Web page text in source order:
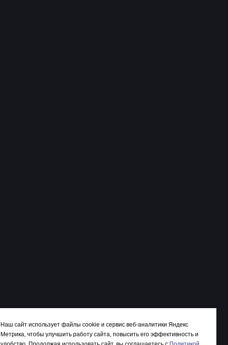
Наш сайт использует файлы cookie и сервис веб-аналитики Яндекс
Метрика, чтобы улучшить работу сайта, повысить его эффективность и